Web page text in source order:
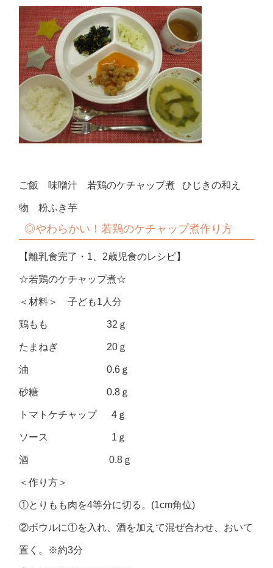
ご飯 味噌汁 若鶏のケチャップ煮 ひじきの和え
物 粉ふき芋
◎やわらかい！若鶏のケチャップ煮作り方
【離乳食完了・1、2歳児食のレシピ】
☆若鶏のケチャップ煮☆
＜材料＞ 子ども1人分
鶏もも 32ｇ
たまねぎ 20ｇ
油 0.6ｇ
砂糖 0.8ｇ
トマトケチャップ 4ｇ
ソース 1ｇ
酒 0.8ｇ
＜作り方＞
①とりもも肉を4等分に切る。(1cm角位)
②ボウルに①を入れ、酒を加えて混ぜ合わせ、おいて
置く。※約3分